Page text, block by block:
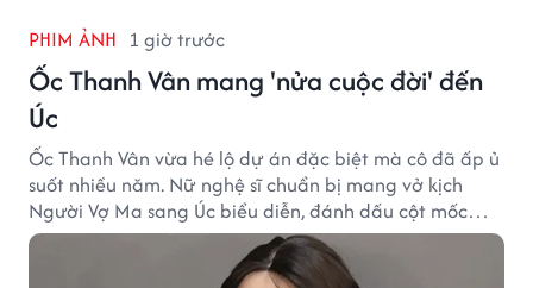
PHIM ẢNH 1 giờ trước
Ốc Thanh Vân mang 'nửa cuộc đời' đến
Úc
Ốc Thanh Vân vừa hé lộ dự án đặc biệt mà cô đã ấp ủ
suốt nhiều năm. Nữ nghệ sĩ chuẩn bị mang vở kịch
Người Vợ Ma sang Úc biểu diễn, đánh dấu cột mốc
đáng nhớ trong hành trình làm nghề.